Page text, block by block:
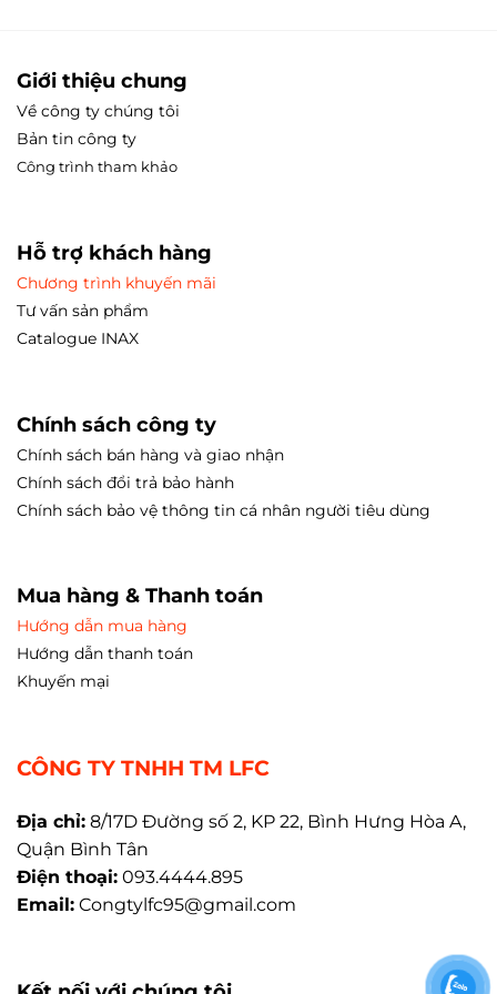
Giới thiệu chung
Về công ty chúng tôi
Bản tin công ty
Công trình tham khảo
Hỗ trợ khách hàng
Chương trình khuyến mãi
Tư vấn sản phẩm
Catalogue INAX
Chính sách công ty
Chính sách bán hàng và giao nhận
Chính sách đổi trả bảo hành
Chính sách bảo vệ thông tin cá nhân người tiêu dùng
Mua hàng & Thanh toán
Hướng dẫn mua hàng
Hướng dẫn thanh toán
Khuyến mại
CÔNG TY TNHH TM LFC
Địa chỉ: 8/17D Đường số 2, KP 22, Bình Hưng Hòa A,
Quận Bình Tân
Điện thoại: 093.4444.895
Email: Congtylfc95@gmail.com